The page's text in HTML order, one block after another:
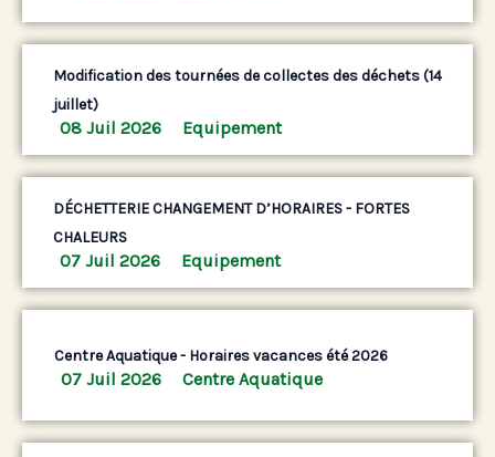
Modification des tournées de collectes des déchets (14
juillet)
08 Juil 2026 Equipement
DÉCHETTERIE CHANGEMENT D’HORAIRES - FORTES
CHALEURS
07 Juil 2026 Equipement
Centre Aquatique - Horaires vacances été 2026
07 Juil 2026 Centre Aquatique